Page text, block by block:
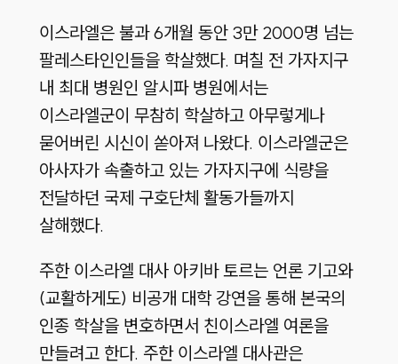
이스라엘은 불과 6개월 동안 3만 2000명 넘는
팔레스타인인들을 학살했다. 며칠 전 가자지구
내 최대 병원인 알시파 병원에서는
이스라엘군이 무참히 학살하고 아무렇게나
묻어버린 시신이 쏟아져 나왔다. 이스라엘군은
아사자가 속출하고 있는 가자지구에 식량을
전달하던 국제 구호단체 활동가들까지
살해했다.
주한 이스라엘 대사 아키바 토르는 언론 기고와
(교활하게도) 비공개 대학 강연을 통해 본국의
인종 학살을 변호하면서 친이스라엘 여론을
만들려고 한다. 주한 이스라엘 대사관은